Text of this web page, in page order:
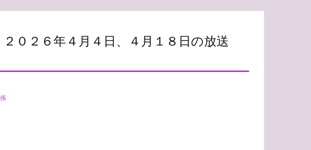
０２６年４月４日、４月１８日の放送